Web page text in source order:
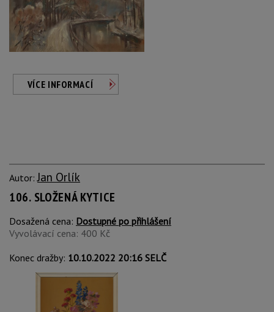
VÍCE INFORMACÍ
Autor:Jan Orlík
106. SLOŽENÁ KYTICE
Dosažená cena: Dostupné po přihlášení
Vyvolávací cena: 400 Kč
Konec dražby: 10.10.2022 20:16 SELČ